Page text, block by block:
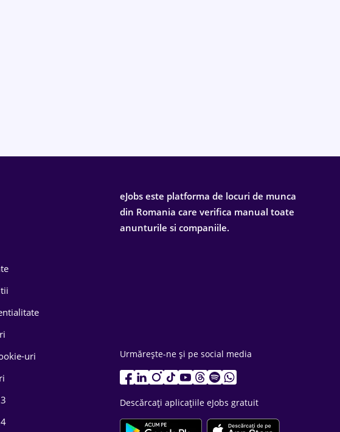
uri
eJobs este platforma de locuri de munca
din Romania care verifica manual toate
anunturile si companiile.
Urmărește-ne și pe social media
Descărcați aplicațiile eJobs gratuit